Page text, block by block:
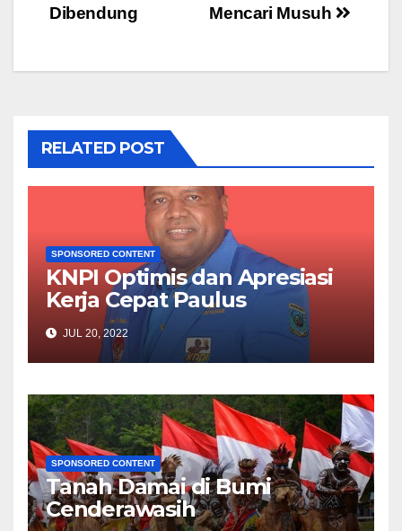
Mencari Musuh
Dibendung
RELATED POST
SPONSORED CONTENT
KNPI Optimis dan Apresiasi
Kerja Cepat Paulus
Waterpauw Atas 8
Raperdasus dan 13 Raperdasi
JUL 20, 2022
SPONSORED CONTENT
Tanah Damai di Bumi
Cenderawasih